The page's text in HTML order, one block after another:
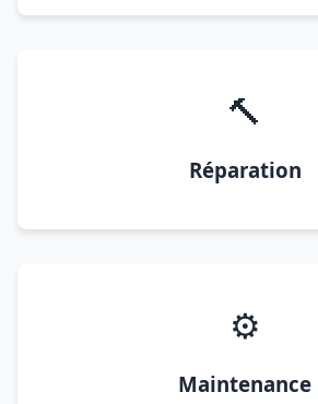
🔨
Réparation
⚙️
Maintenance